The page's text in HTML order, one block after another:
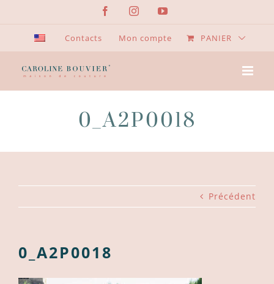
contenu
FacebookInstagramYouTube
Contacts Mon compte PANIER
0_A2P0018
Précédent
0_A2P0018